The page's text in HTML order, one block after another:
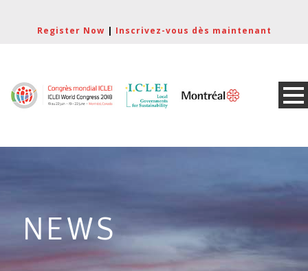
Register Now | Inscrivez-vous dès maintenant
NEWS